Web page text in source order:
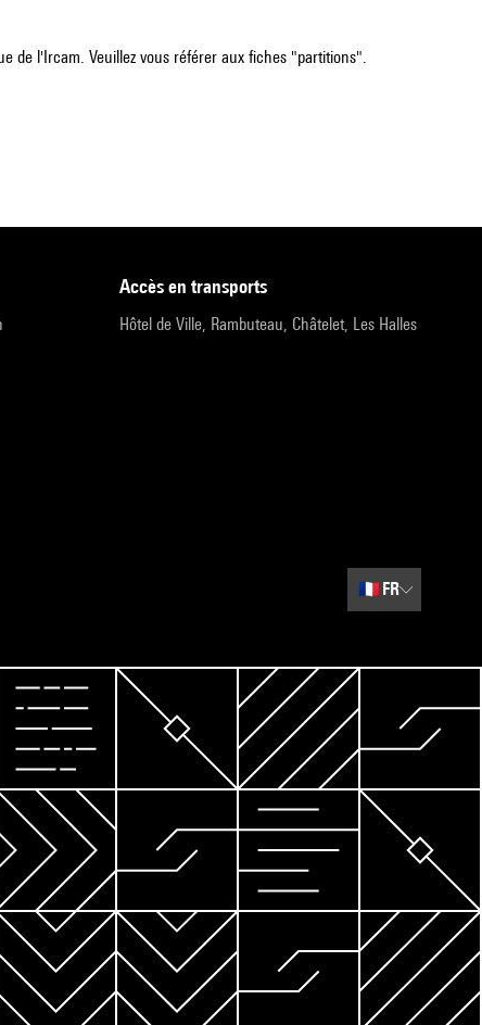
de l'Ircam. Veuillez vous référer aux fiches "partitions".
accès en transports
Hôtel de Ville, Rambuteau, Châtelet, Les Halles
🇫🇷 FR